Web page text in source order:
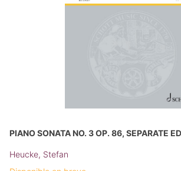
PIANO SONATA NO. 3 OP. 86, SEPARATE
Heucke, Stefan